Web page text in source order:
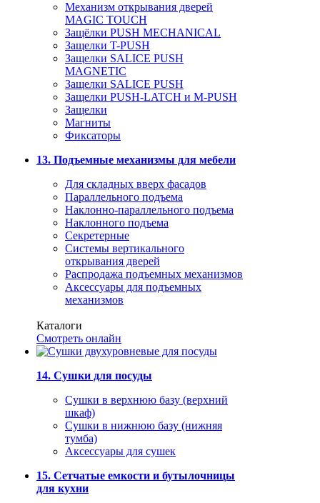
Механизм открывания дверей
MAGIC TOUCH
Защёлки PUSH MECHANICAL
Защелки T-PUSH
Защелки SALICE PUSH
MAGNETIC
Защелки SALICE PUSH
Защелки PUSH-LATCH и M-PUSH
Защелки
Магниты
Фиксаторы
13. Подъемные механизмы для мебели
Для складных вверх фасадов
Параллельного подъема
Наклонно-параллельного подъема
Наклонного подъема
Секретерные
Системы вертикального
открывания дверей
Распродажа подъемных механизмов
Аксессуары для подъемных
механизмов
Каталоги
Смотреть онлайн
14. Сушки для посуды
Сушки в верхнюю базу (верхний
шкаф)
Сушки в нижнюю базу (нижняя
тумба)
Аксессуары для сушек
15. Сетчатые емкости и бутылочницы
для кухни